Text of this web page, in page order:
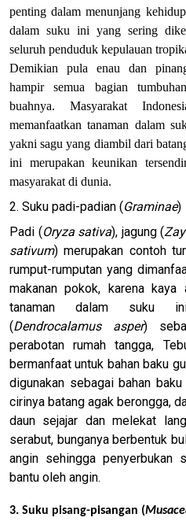
penting dalam menunjang
dalam suku ini yang sering
seluruh penduduk kepulauan
Demikian pula enau dan
hampir semua bagian
buahnya. Masyarakat
memanfaatkan tanaman dalam
yakni sagu yang diambil dari
ini merupakan keunikan
masyarakat di dunia.
2. Suku padi-padian (Graminae)
Padi (Oryza sativa), jagung (
sativum) merupakan contoh
rumput-rumputan yang
makanan pokok, karena
tanaman dalam suku
(Dendrocalamus asper)
perabotan rumah tangga,
bermanfaat untuk bahan baku
digunakan sebagai bahan
cirinya batang agak berongga,
daun sejajar dan melekat
serabut, bunganya berbentuk
angin sehingga penyerbukan
bantu oleh angin.
3. Suku pisang-pisangan (